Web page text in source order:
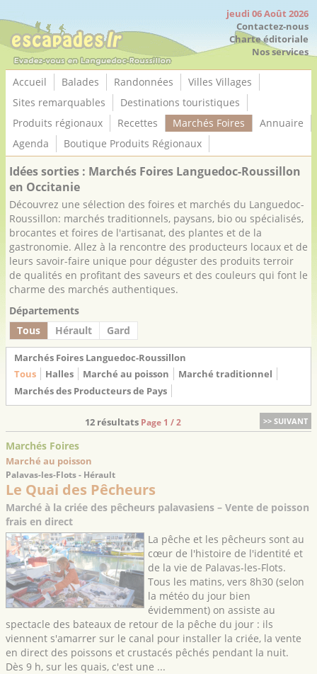
jeudi 06 Août 2026
Contactez-nous
Charte éditoriale
Nos services
Accueil Balades Randonnées
Villes Villages
Sites remarquables
Destinations touristiques
Produits régionaux
Recettes Marchés Foires
Annuaire
Agenda
Boutique Produits Régionaux
Idées sorties : Marchés Foires Languedoc-Roussillon
en Occitanie
Découvrez une sélection des foires et marchés du Languedoc-
Roussillon: marchés traditionnels, paysans, bio ou spécialisés,
brocantes et foires de l'artisanat, des plantes et de la
gastronomie. Allez à la rencontre des producteurs locaux et de
leurs savoir-faire unique pour déguster des produits terroir
de qualités en profitant des saveurs et des couleurs qui font le
charme des marchés authentiques.
Départements
Tous
Hérault Gard
Marchés Foires Languedoc-Roussillon
Tous
Halles Marché au poisson
Marché traditionnel
Marchés des Producteurs de Pays
>> SUIVANT
12 résultats Page 1 / 2
Marchés Foires
Marché au poisson
Palavas-les-Flots - Hérault
Le Quai des Pêcheurs
Marché à la criée des pêcheurs palavasiens – Vente de poisson
frais en direct
La pêche et les pêcheurs sont au
cœur de l'histoire de l'identité et
de la vie de Palavas-les-Flots.
Tous les matins, vers 8h30 (selon
la météo du jour bien
évidemment) on assiste au
spectacle des bateaux de retour de la pêche du jour : ils
viennent s'amarrer sur le canal pour installer la criée, la vente
en direct des poissons et crustacés pêchés pendant la nuit.
Dès 9 h, sur les quais, c'est une ...